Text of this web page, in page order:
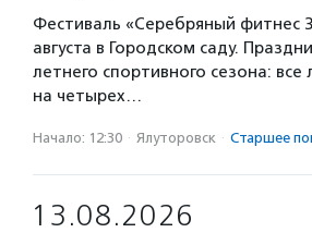
Фестиваль «Серебряный фитнес
августа в Городском саду.
летнего спортивного сезона: все
на четырех…
Начало: 12:30 · Ялуторовск · Старшее
13.08.2026